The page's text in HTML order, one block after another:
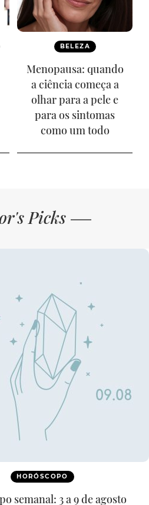
BELEZA
Menopausa: quando
a ciência começa a
olhar para a pele e
para os sintomas
como um todo
Picks
HORÓSCOPO
semanal: 3 a 9 de agosto